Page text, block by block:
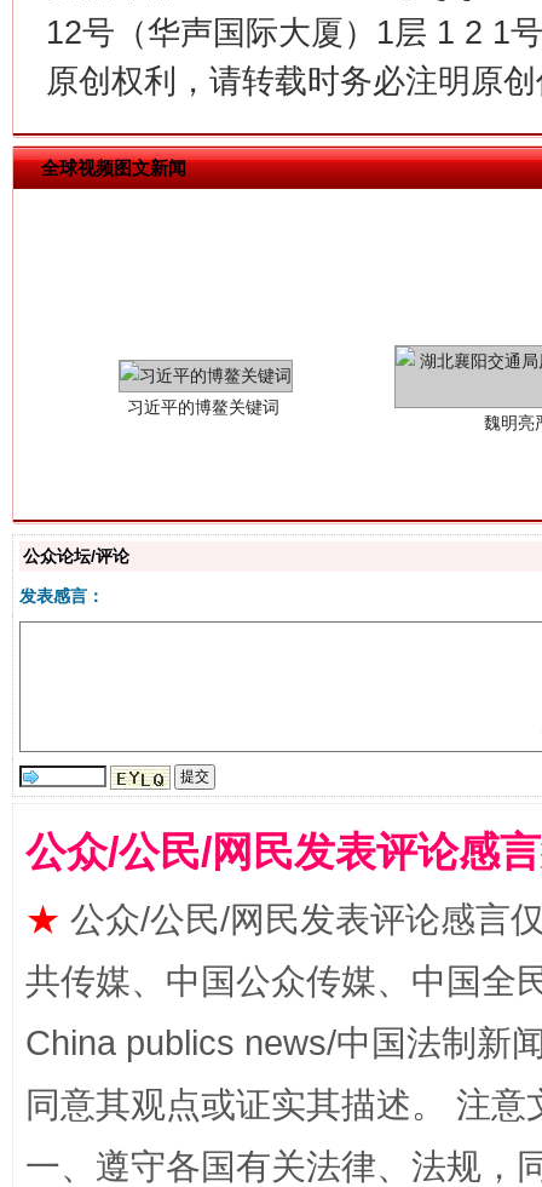
12号（华声国际大厦）1层 1 2 1
原创权利，请转载时务必注明原
全球视频图文新闻
揭批美国五大"原罪" "炒
公众论坛/评论
发表感言：
公众/公民/网民发表评论感
★ 公众/公民/网民发表评论感言
共传媒、中国公众传媒、中国全
China publics news/中国法制新
同意其观点或证实其描述。 注
一、遵守各国有关法律、法规，